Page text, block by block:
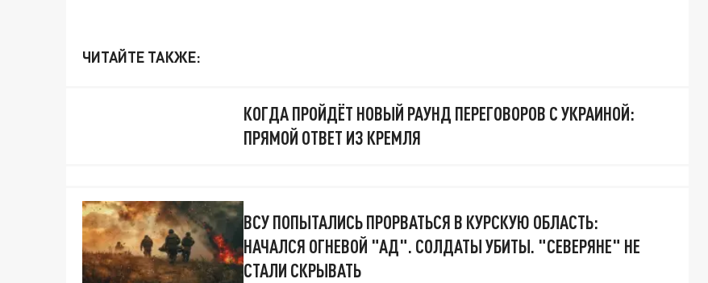
ЧИТАЙТЕ ТАКЖЕ:
КОГДА ПРОЙДЁТ НОВЫЙ РАУНД ПЕРЕГОВОРОВ С УКРАИНОЙ:
ПРЯМОЙ ОТВЕТ ИЗ КРЕМЛЯ
ВСУ ПОПЫТАЛИСЬ ПРОРВАТЬСЯ В КУРСКУЮ ОБЛАСТЬ:
НАЧАЛСЯ ОГНЕВОЙ "АД". СОЛДАТЫ УБИТЫ. "СЕВЕРЯНЕ" НЕ
СТАЛИ СКРЫВАТЬ